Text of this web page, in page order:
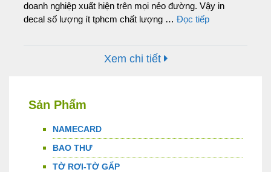
doanh nghiệp xuất hiện trên mọi nẻo đường. Vậy in
decal số lượng ít tphcm chất lượng … Đọc tiếp
Xem chi tiết
Sản Phẩm
NAMECARD
BAO THƯ
TỜ RƠI-TỜ GẤP